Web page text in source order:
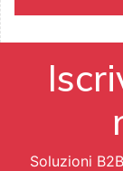
Soluzioni